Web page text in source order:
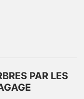
PAR LES